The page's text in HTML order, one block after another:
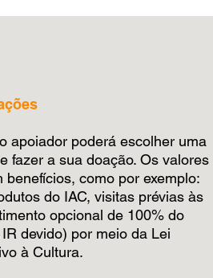
apoiador poderá escolher uma
fazer a sua doação. Os valores
benefícios, como por exemplo:
do IAC, visitas prévias às
opcional de 100% do
devido) por meio da Lei
à Cultura.